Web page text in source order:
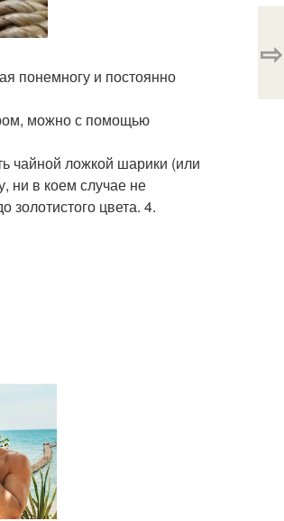
понемногу и постоянно
можно с помощью
чайной ложкой шарики (или
ни в коем случае не
цвета. 4.
⇨